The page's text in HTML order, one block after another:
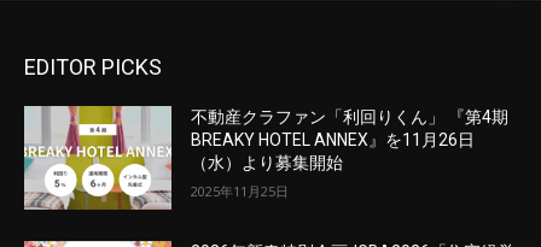
EDITOR PICKS
不動産クラファン「利回りくん」 『第4期
BREAKY HOTEL ANNEX』を11月26日
（水）より募集開始
2025年11月25日